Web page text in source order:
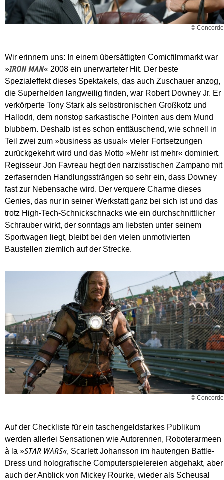
© Concorde
Wir erinnern uns: In einem übersättigten Comicfilmmarkt war
»IRON MAN« 2008 ein unerwarteter Hit. Der beste
Spezialeffekt dieses Spektakels, das auch Zuschauer anzog,
die Superhelden langweilig finden, war Robert Downey Jr. Er
verkörperte Tony Stark als selbstironischen Großkotz und
Hallodri, dem nonstop sarkastische Pointen aus dem Mund
blubbern. Deshalb ist es schon enttäuschend, wie schnell in
Teil zwei zum »business as usual« vieler Fortsetzungen
zurückgekehrt wird und das Motto »Mehr ist mehr« dominiert.
Regisseur Jon Favreau hegt den narzisstischen Zampano mit
zerfasern­den Handlungssträngen so sehr ein, dass Downey
fast zur Nebensache wird. Der verquere Charme dieses
Genies, das nur in seiner Werkstatt ganz bei sich ist und das
trotz High-Tech-Schnickschnacks wie ein durchschnittlicher
Schrauber wirkt, der sonntags am liebsten unter seinem
Sportwagen liegt, bleibt bei den vielen unmotivierten
Baustellen ziemlich auf der Strecke.
© Concorde
Auf der Checkliste für ein taschengeldstarkes Publikum
werden allerlei Sensationen wie Autorennen, Roboterarmeen
à la »STAR WARS«, Scarlett Johansson im hautengen Battle-
Dress und holografische Computerspielereien abgehakt, aber
auch der Anblick von Mickey Rourke, wieder als Scheusal